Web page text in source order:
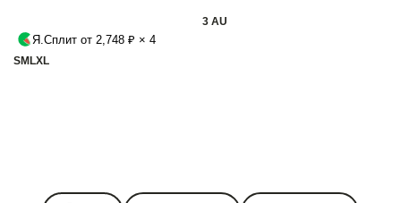
Я.Сплит от 2,748 ₽ × 4
SM LXL
3 AU